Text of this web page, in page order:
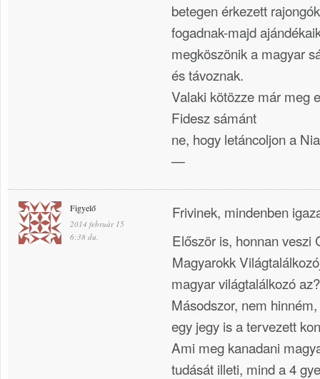
betegen érkezett
fogadnak-majd
megköszönik a magyar
és távoznak.
Valaki kötözze már meg
Fidesz sámánt
ne, hogy letáncoljon a
—
Figyelő
2014 február 15
6:38 du.
Frivinek, mindenben
Először is, honnan veszi
Magyarokk
magyar világtalálkozó az?
Másodszor, nem
egy jegy is a tervezett
Ami meg kanadani
tudását illeti, mind a 4